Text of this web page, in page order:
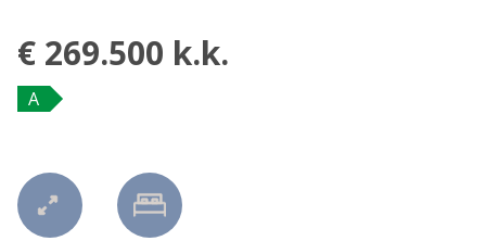
€ 269.500 k.k.
A